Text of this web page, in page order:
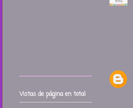
Vistas de página en total